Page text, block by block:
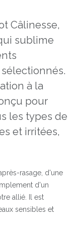
Câlinesse,
sublime
à la
pour
les types de
et irritées,
rasage, d'une
d'un
allié. Il est
sensibles et